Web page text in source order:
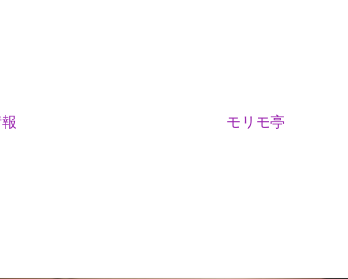
モリモ亭